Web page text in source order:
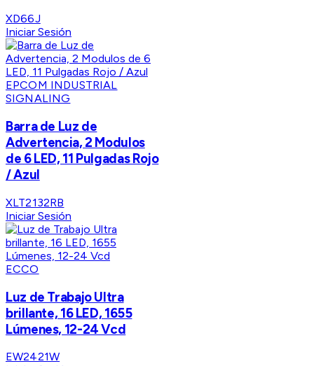
XD66J
Iniciar Sesión
EPCOM INDUSTRIAL
SIGNALING
Barra de Luz de
Advertencia, 2 Modulos
de 6 LED, 11 Pulgadas Rojo
/ Azul
XLT2132RB
Iniciar Sesión
ECCO
Luz de Trabajo Ultra
brillante, 16 LED, 1655
Lúmenes, 12-24 Vcd
EW2421W